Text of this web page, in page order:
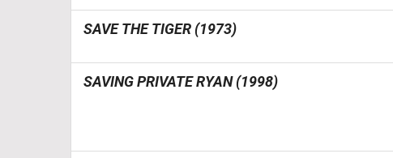
SAVE THE TIGER (1973)
SAVING PRIVATE RYAN (1998)